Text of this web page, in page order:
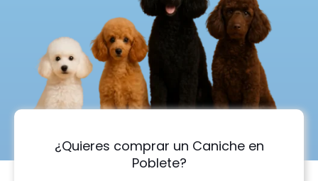
¿Quieres comprar un Caniche en
Poblete?